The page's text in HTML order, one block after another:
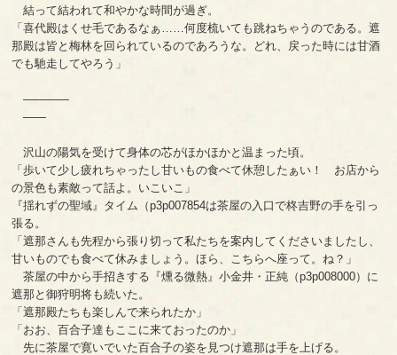
結って結われて和やかな時間が過ぎ。
「喜代殿はくせ毛であるなぁ……何度梳いても跳ねちゃうのである。遮
那殿は皆と梅林を回られているのであろうな。どれ、戻った時には甘酒
でも馳走してやろう」
――――
――
沢山の陽気を受けて身体の芯がほかほかと温まった頃。
「歩いて少し疲れちゃったし甘いもの食べて休憩したぁい！ お店から
の景色も素敵って話よ。いこいこ」
『揺れずの聖域』タイム（p3p007854は茶屋の入口で柊吉野の手を引っ
張る。
「遮那さんも先程から張り切って私たちを案内してくださいましたし、
甘いものでも食べて休みましょう。ほら、こちらへ座って。ね？」
茶屋の中から手招きする『燻る微熱』小金井・正純（p3p008000）に
遮那と御狩明将も続いた。
「遮那殿たちも楽しんで来られたか」
「おお、百合子達もここに来ておったのか」
先に茶屋で寛いでいた百合子の姿を見つけ遮那は手を上げる。